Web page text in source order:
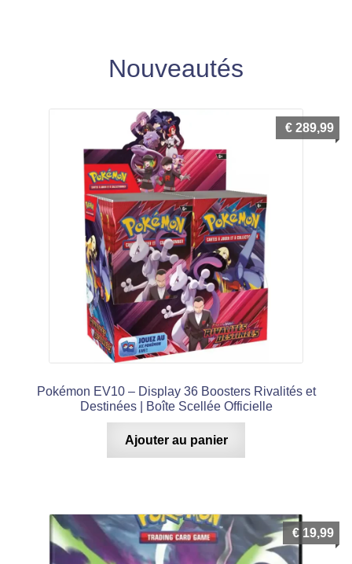
Nouveautés
Pokémon EV10 – Display 36 Boosters Rivalités et
Destinées | Boîte Scellée Officielle
€ 289,99
Ajouter au panier
€ 19,99